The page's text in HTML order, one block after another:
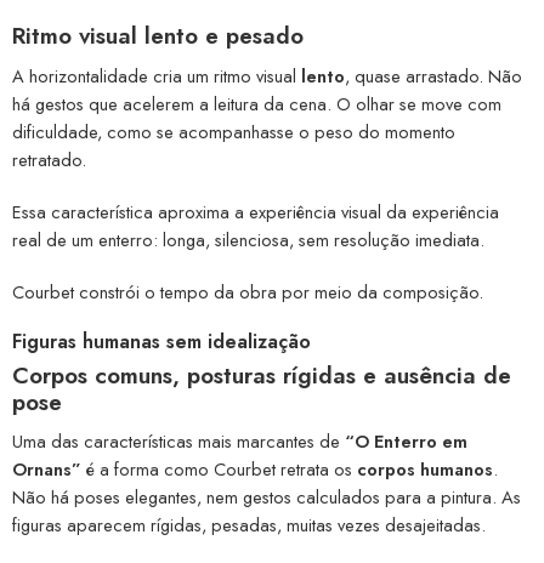
Ritmo visual lento e pesado
A horizontalidade cria um ritmo visual lento, quase arrastado. Não
há gestos que acelerem a leitura da cena. O olhar se move com
dificuldade, como se acompanhasse o peso do momento
retratado.
Essa característica aproxima a experiência visual da experiência
real de um enterro: longa, silenciosa, sem resolução imediata.
Courbet constrói o tempo da obra por meio da composição.
Figuras humanas sem idealização
Corpos comuns, posturas rígidas e ausência de
pose
Uma das características mais marcantes de “O Enterro em
Ornans” é a forma como Courbet retrata os corpos humanos.
Não há poses elegantes, nem gestos calculados para a pintura. As
figuras aparecem rígidas, pesadas, muitas vezes desajeitadas.